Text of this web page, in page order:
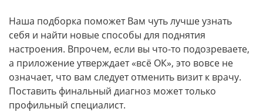
Наша подборка поможет Вам чуть лучше узнать
себя и найти новые способы для поднятия
настроения. Впрочем, если вы что-то подозреваете,
а приложение утверждает «всё ОК», это вовсе не
означает, что вам следует отменить визит к врачу.
Поставить финальный диагноз может только
профильный специалист.